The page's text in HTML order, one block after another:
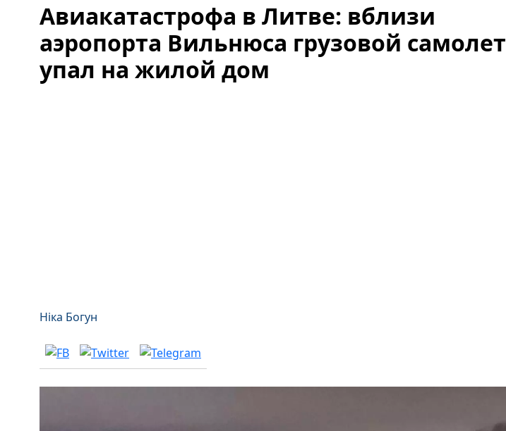
Авиакатастрофа в Литве: вблизи
аэропорта Вильнюса грузовой самолет
упал на жилой дом
Ніка Богун